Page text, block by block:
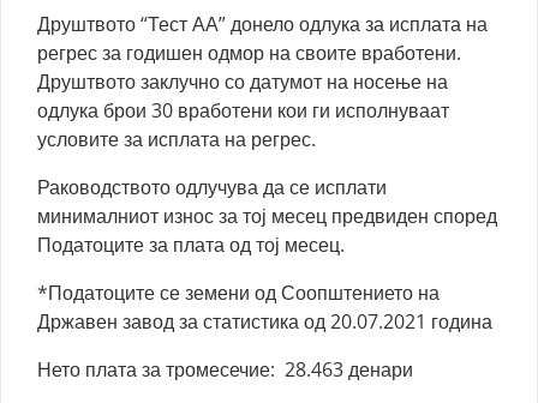
Друштвото “Тест АА” донело одлука за исплата на
регрес за годишен одмор на своите вработени.
Друштвото заклучно со датумот на носење на
одлука брои 30 вработени кои ги исполнуваат
условите за исплата на регрес.
Раководството одлучува да се исплати
минималниот износ за тој месец предвиден според
Податоците за плата од тој месец.
*Податоците се земени од Соопштението на
Државен завод за статистика од 20.07.2021 година
Нето плата за тромесечие: 28.463 денари